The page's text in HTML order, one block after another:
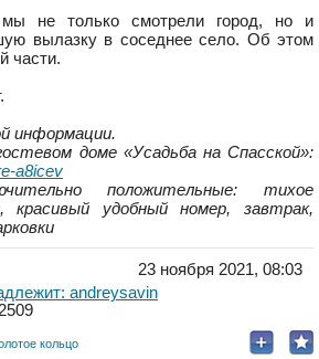
не только смотрели город, но и
вылазку в соседнее село. Об этом
части.
информации.
доме «Усадьба на Спасской»:
a8icev
положительные: тихое
красивый удобный номер, завтрак,
23 ноября 2021, 08:03
andreysavin
кольцо